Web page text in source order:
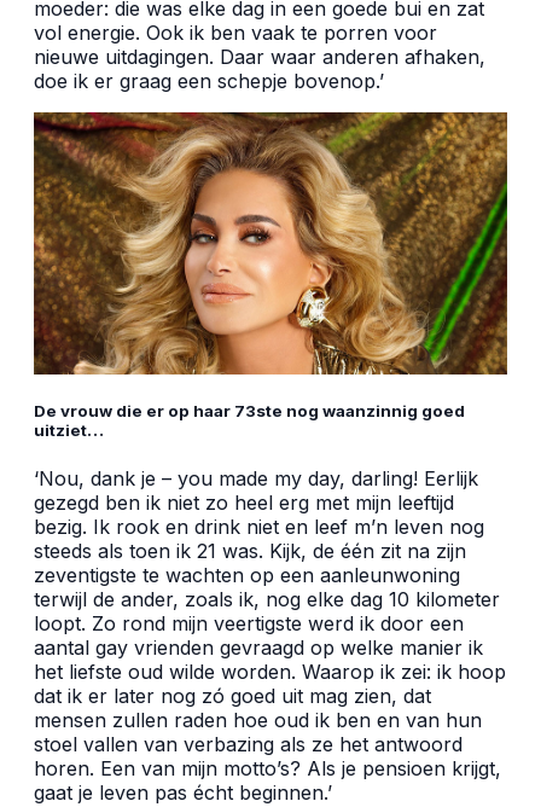
moeder: die was elke dag in een goede bui en zat
vol energie. Ook ik ben vaak te porren voor
nieuwe uitdagingen. Daar waar anderen afhaken,
doe ik er graag een schepje bovenop.’
De vrouw die er op haar 73ste nog waanzinnig goed
uitziet…
‘Nou, dank je – you made my day, darling! Eerlijk
gezegd ben ik niet zo heel erg met mijn leeftijd
bezig. Ik rook en drink niet en leef m’n leven nog
steeds als toen ik 21 was. Kijk, de één zit na zijn
zeventigste te wachten op een aanleunwoning
terwijl de ander, zoals ik, nog elke dag 10 kilometer
loopt. Zo rond mijn veertigste werd ik door een
aantal gay vrienden gevraagd op welke manier ik
het liefste oud wilde worden. Waarop ik zei: ik hoop
dat ik er later nog zó goed uit mag zien, dat
mensen zullen raden hoe oud ik ben en van hun
stoel vallen van verbazing als ze het antwoord
horen. Een van mijn motto’s? Als je pensioen krijgt,
gaat je leven pas écht beginnen.’